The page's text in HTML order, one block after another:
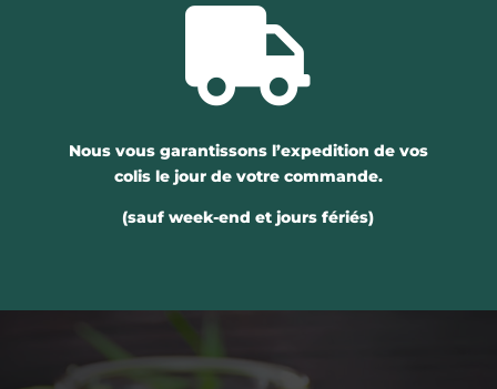

Nous vous garantissons l’expedition de vos
colis le jour de votre commande.
(sauf week-end et jours fériés)